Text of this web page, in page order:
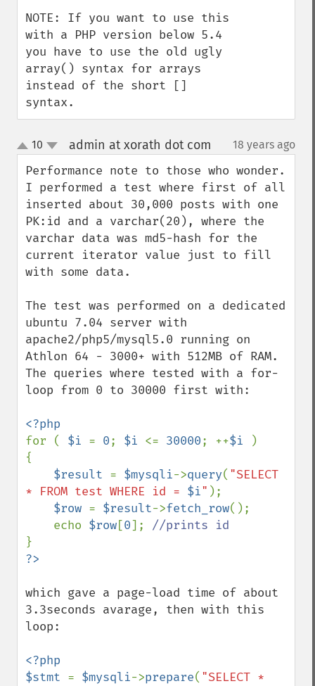
NOTE: If you want to use this
with a PHP version below 5.4
you have to use the old ugly
array() syntax for arrays
instead of the short []
syntax.
up
down
10 admin at xorath dot com 18 years ago
Performance note to those who wonder.
I performed a test where first of all
inserted about 30,000 posts with one
PK:id and a varchar(20), where the
varchar data was md5-hash for the
current iterator value just to fill
with some data.
The test was performed on a dedicated
ubuntu 7.04 server with
apache2/php5/mysql5.0 running on
Athlon 64 - 3000+ with 512MB of RAM.
The queries where tested with a for-
loop from 0 to 30000 first with:
for ( $i = 0; $i <= 30000; ++$i
)
{
$result = $mysqli->query( "SELECT
* FROM test WHERE id = $i" );
$row = $result->fetch_row();
    echo
$row[0];
which gave a page-load time of about
3.3seconds avarage, then with this
loop:
<?php
$stmt = $mysqli->prepare( "SELECT *